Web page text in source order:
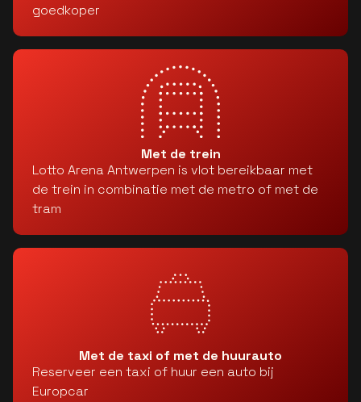
goedkoper
Met de trein
Lotto Arena Antwerpen is vlot bereikbaar met
de trein in combinatie met de metro of met de
tram
Met de taxi of met de huurauto
Reserveer een taxi of huur een auto bij
Europcar